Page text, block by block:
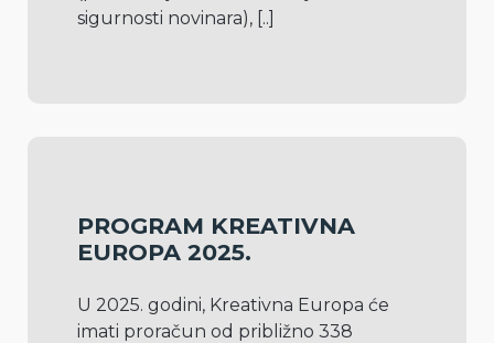
sigurnosti novinara), [..]
PROGRAM KREATIVNA
EUROPA 2025.
U 2025. godini, Kreativna Europa će
imati proračun od približno 338